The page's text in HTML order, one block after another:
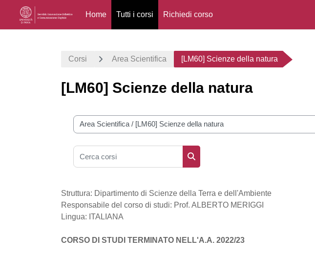
Home Tutti i corsi Richiedi corso
Corsi Area Scientifica [LM60] Scienze della natura
[LM60] Scienze della natura
Categorie di corso
Cerca corsi
Struttura: Dipartimento di Scienze della Terra e dell'Ambiente
Responsabile del corso di studi: Prof. ALBERTO MERIGGI
Lingua: ITALIANA
CORSO DI STUDI TERMINATO NELL'A.A. 2022/23